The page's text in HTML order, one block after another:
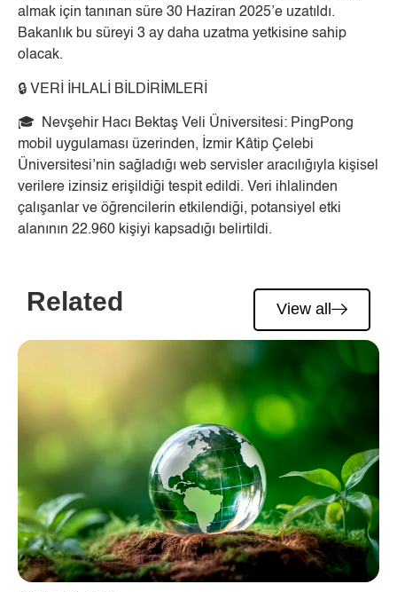
almak için tanınan süre 30 Haziran 2025’e uzatıldı.
Bakanlık bu süreyi 3 ay daha uzatma yetkisine sahip
olacak.
🔒 VERİ İHLALİ BİLDİRİMLERİ
🎓 Nevşehir Hacı Bektaş Veli Üniversitesi: PingPong
mobil uygulaması üzerinden, İzmir Kâtip Çelebi
Üniversitesi’nin sağladığı web servisler aracılığıyla kişisel
verilere izinsiz erişildiği tespit edildi. Veri ihlalinden
çalışanlar ve öğrencilerin etkilendiği, potansiyel etki
alanının 22.960 kişiyi kapsadığı belirtildi.
Related View all